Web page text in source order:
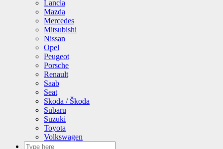
Lancia
Mazda
Mercedes
Mitsubishi
Nissan
Opel
Peugeot
Porsche
Renault
Saab
Seat
Skoda / Škoda
Subaru
Suzuki
Toyota
Volkswagen